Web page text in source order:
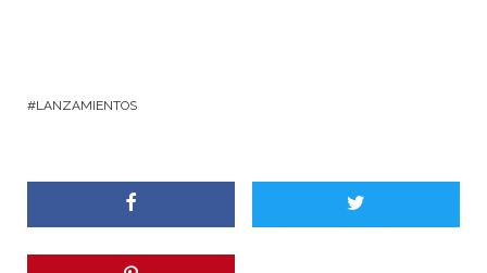
LANZAMIENTOS